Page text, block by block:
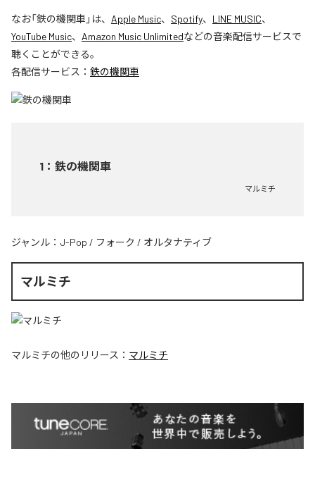
なお「鉄の機関車 」は、 Apple Music、 Spotify、 LINE MUSIC、
YouTube Music、 Amazon Music Unlimitedなどの音楽配信サービスで
聴くことができる。
各配信サービス： 鉄の機関車
1 ： 鉄の機関車
マルミチ
ジャンル： J-Pop / フォーク / オルタナティブ
マルミチ
マルミチの他のリリース： マルミチ